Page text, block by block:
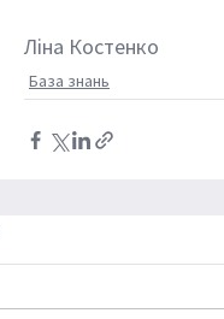
Ліна Костенко
База знань